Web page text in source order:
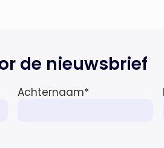
de nieuwsbrief
Achternaam*